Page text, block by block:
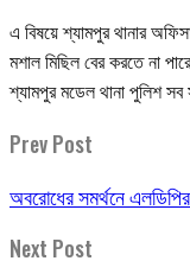
এ বিষয়ে শ্যামপুর থানার
মশাল মিছিল বের করতে না
শ্যামপুর মডেল থানা পুলিশ সব
Prev Post
অবরোধের সমর্থনে
Next Post